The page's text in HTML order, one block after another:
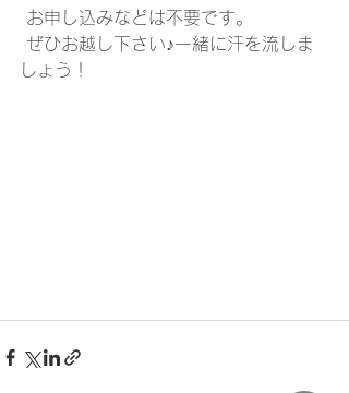
お申し込みなどは不要です。
しょう！